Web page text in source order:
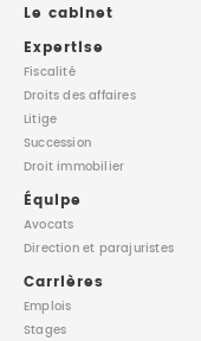
Le cabinet
Expertise
Fiscalité
Droits des affaires
Litige
Succession
Droit immobilier
Équipe
Avocats
Directionet parajuristes
Carrières
Emplois
Stages